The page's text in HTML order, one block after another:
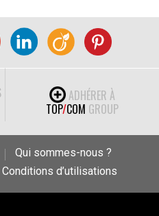
ADHÉRER À
TOP/COM GROUP
Qui sommes-nous ?
Conditions d’utilisations